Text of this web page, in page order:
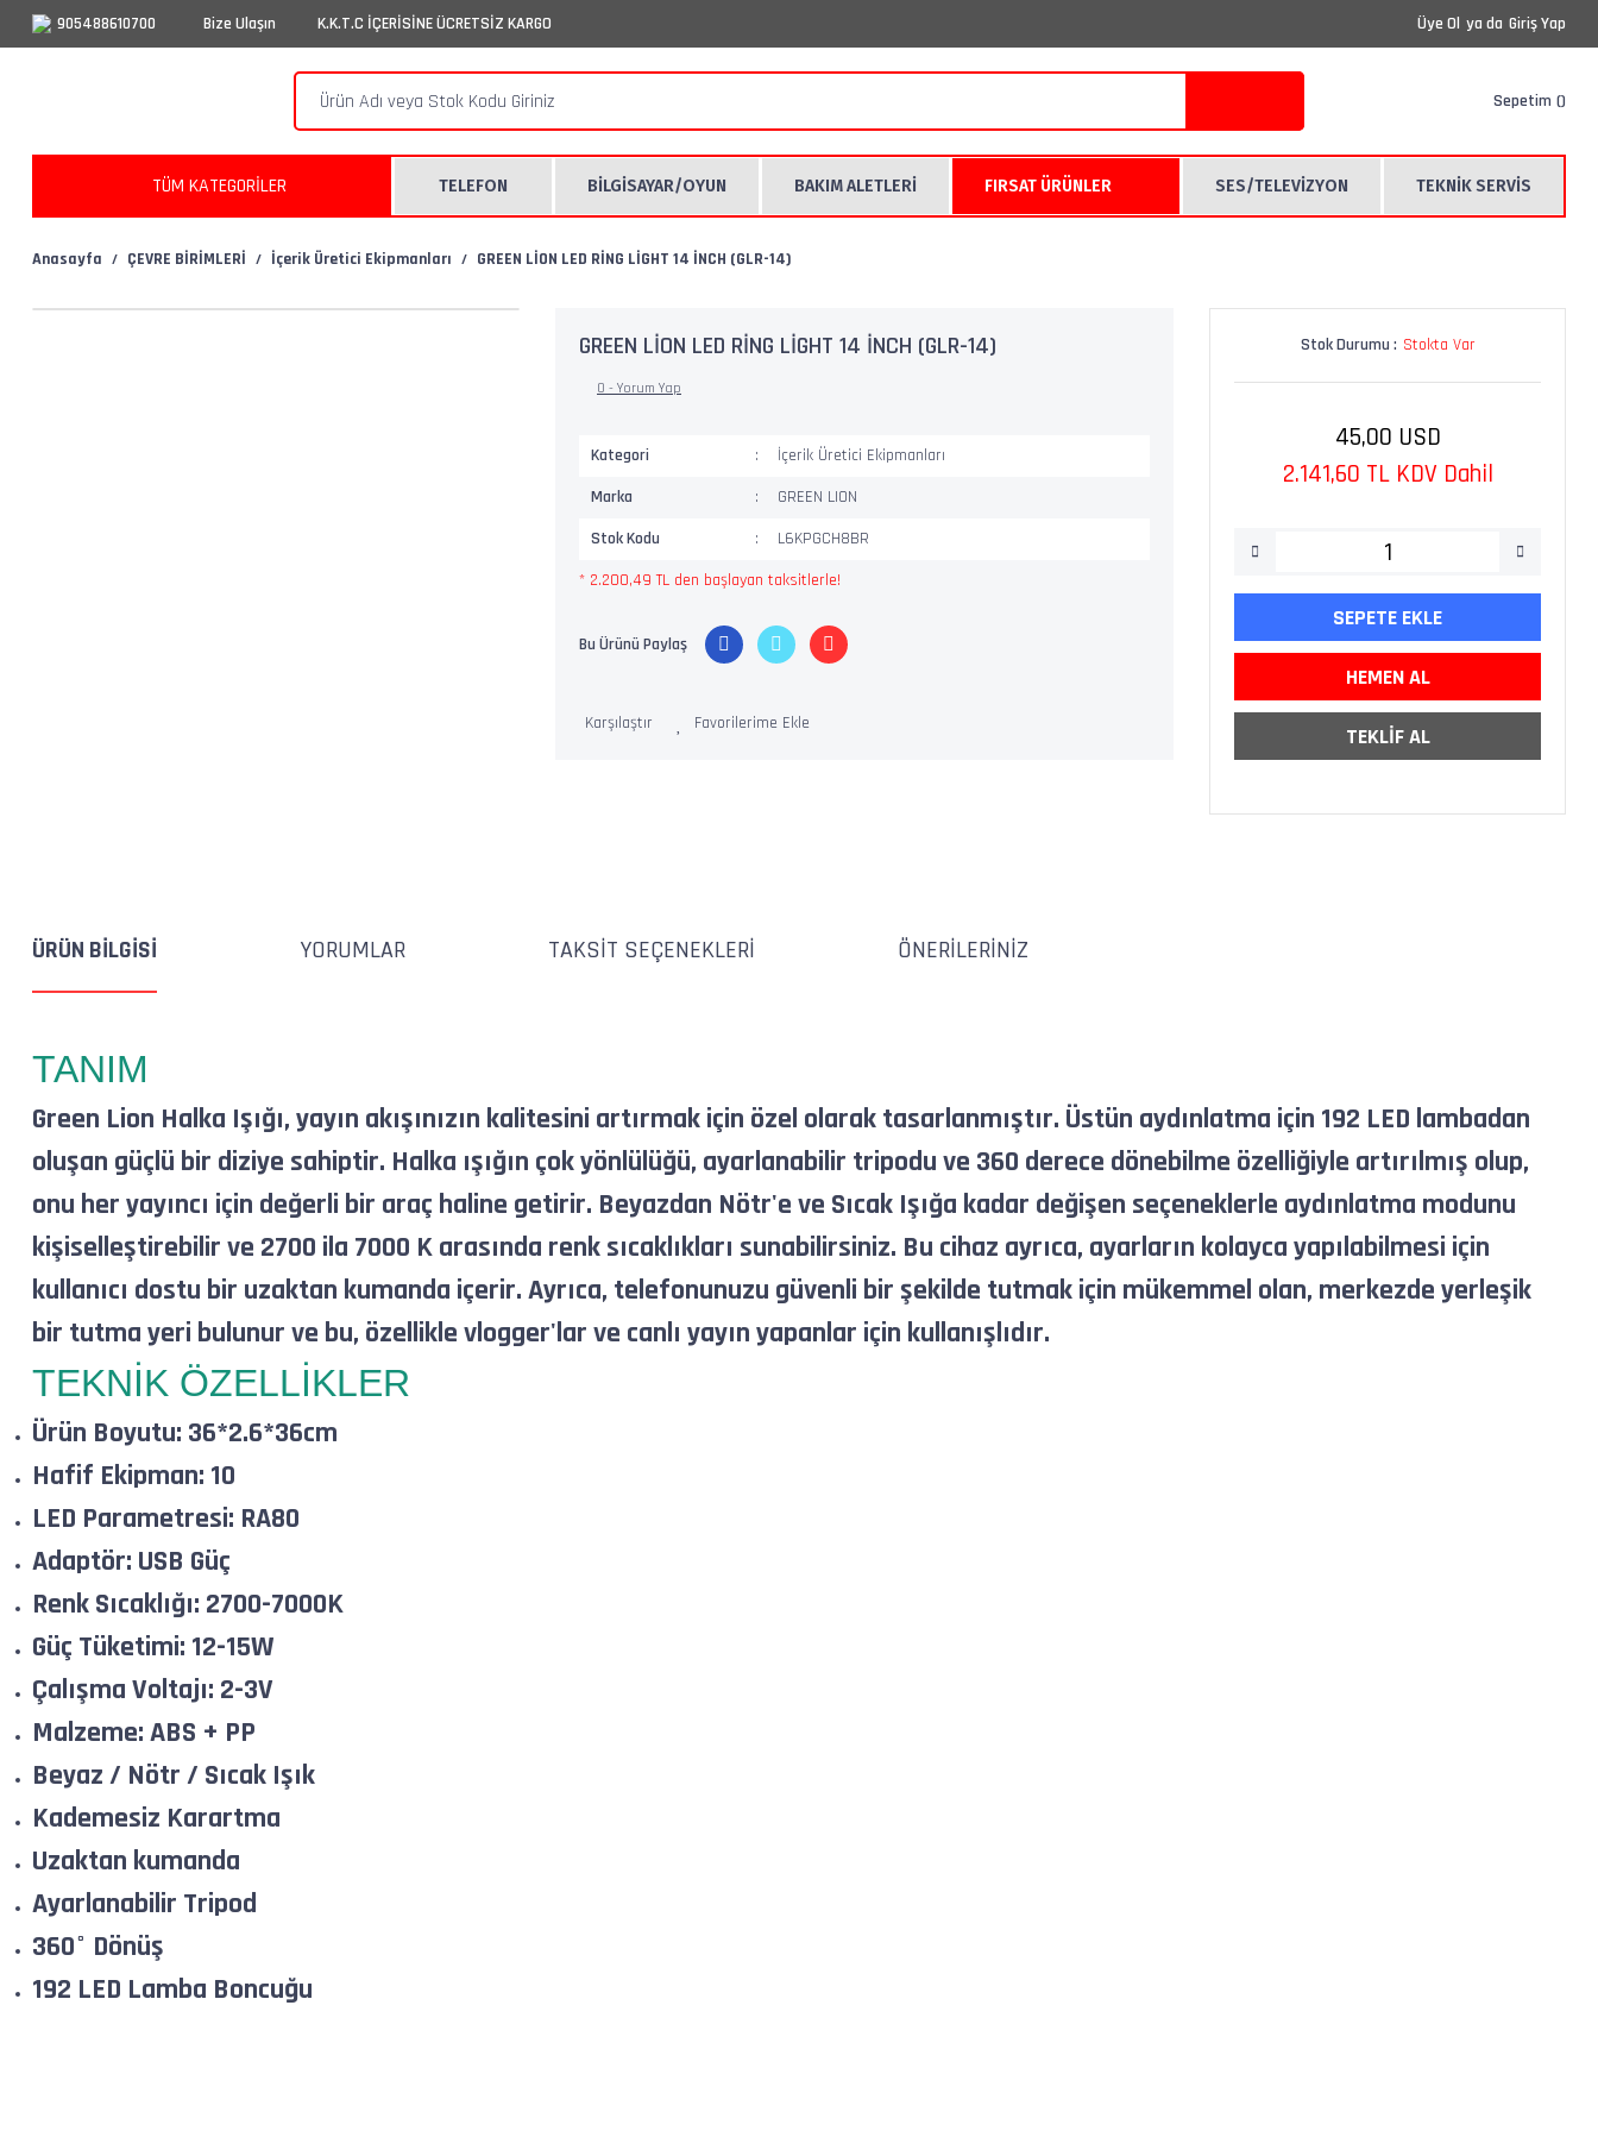
905488610700 Bize Ulaşın K.K.T.C İÇERİSİNE ÜCRETSİZ KARGO Üye Ol ya da Giriş Yap
Sepetim
TÜM KATEGORİLER TELEFON BİLGİSAYAR/OYUN BAKIM ALETLERİ FIRSAT ÜRÜNLER SES/TELEVİZYON TEKNİK SERVİS
Anasayfa ÇEVRE BİRİMLERİ İçerik Üretici Ekipmanları GREEN LİON LED RİNG LİGHT 14 İNCH (GLR-14)
GREEN LİON LED RİNG LİGHT 14 İNCH (GLR-14)
0 - Yorum Yap
Kategori
İçerik Üretici Ekipmanları
Marka
GREEN LION
Stok Kodu
L6KPGCH8BR
* 2.200,49 TL den başlayan taksitlerle!
Bu Ürünü Paylaş
Karşılaştır
Stok Durumu : Stokta Var
45,00 USD
2.141,60 TL KDV Dahil
SEPETE EKLE
HEMEN AL
TEKLİF AL
ÜRÜN BILGISI YORUMLAR TAKSIT SEÇENEKLERI ÖNERILERINIZ
TANIM
Green Lion Halka Işığı, yayın akışınızın kalitesini artırmak için özel olarak tasarlanmıştır. Üstün aydınlatma için 192 LED lambadan
oluşan güçlü bir diziye sahiptir. Halka ışığın çok yönlülüğü, ayarlanabilir tripodu ve 360 ​​derece dönebilme özelliğiyle artırılmış olup,
onu her yayıncı için değerli bir araç haline getirir. Beyazdan Nötr'e ve Sıcak Işığa kadar değişen seçeneklerle aydınlatma modunu
kişiselleştirebilir ve 2700 ila 7000 K arasında renk sıcaklıkları sunabilirsiniz. Bu cihaz ayrıca, ayarların kolayca yapılabilmesi için
kullanıcı dostu bir uzaktan kumanda içerir. Ayrıca, telefonunuzu güvenli bir şekilde tutmak için mükemmel olan, merkezde yerleşik
bir tutma yeri bulunur ve bu, özellikle vlogger'lar ve canlı yayın yapanlar için kullanışlıdır.
TEKNİK ÖZELLİKLER
Ürün Boyutu: 36*2.6*36cm
Hafif Ekipman: 10
LED Parametresi: RA80
Adaptör: USB Güç
Renk Sıcaklığı: 2700-7000K
Güç Tüketimi: 12-15W
Çalışma Voltajı: 2-3V
Malzeme: ABS + PP
Beyaz / Nötr / Sıcak Işık
Kademesiz Karartma
Uzaktan kumanda
Ayarlanabilir Tripod
360° Dönüş
192 LED Lamba Boncuğu